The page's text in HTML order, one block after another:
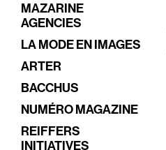
MAZARINE
AGENCIES
LA MODE EN IMAGES
ARTER
BACCHUS
NUMÉRO MAGAZINE
REIFFERS
INITIATIVES